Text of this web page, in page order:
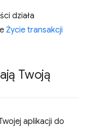
działa
Życie transakcji
Twoją
aplikacji do